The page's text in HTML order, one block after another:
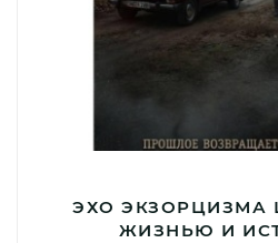
ЭХО ЭКЗОРЦИЗМА
ЖИЗНЬЮ И